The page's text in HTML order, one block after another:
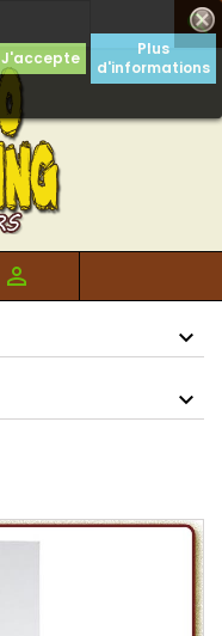

J'accepte
Plus
d'informations
